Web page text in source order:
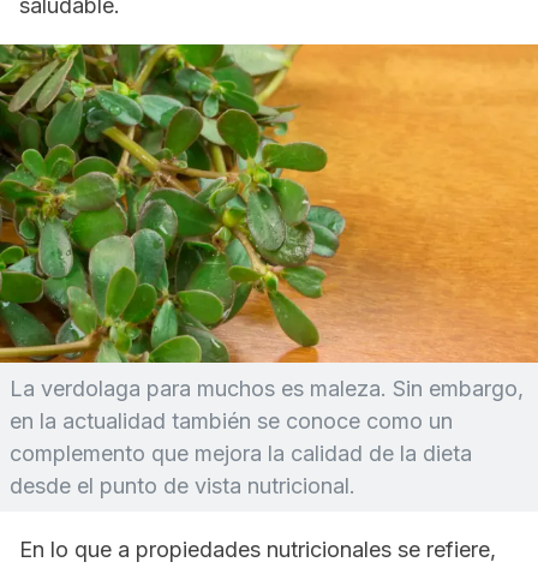
saludable.
La verdolaga para muchos es maleza. Sin embargo,
en la actualidad también se conoce como un
complemento que mejora la calidad de la dieta
desde el punto de vista nutricional.
En lo que a propiedades nutricionales se refiere,